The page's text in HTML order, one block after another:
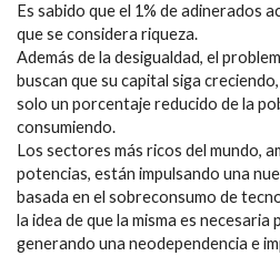
Es sabido que el 1% de adinerados
que se considera riqueza.
Además de la desigualdad, el
buscan que su capital siga
solo un porcentaje reducido de la
consumiendo.
Los sectores más ricos del mundo,
potencias, están impulsando una
basada en el sobreconsumo de
la idea de que la misma es necesaria
generando una neodependencia e